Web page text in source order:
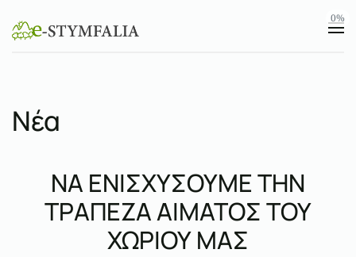
Νέα
ΝΑ ΕΝΙΣΧΥΣΟΥΜΕ ΤΗΝ
ΤΡΑΠΕΖΑ ΑΙΜΑΤΟΣ TOY
ΧΩΡΙΟΥ ΜΑΣ
0%